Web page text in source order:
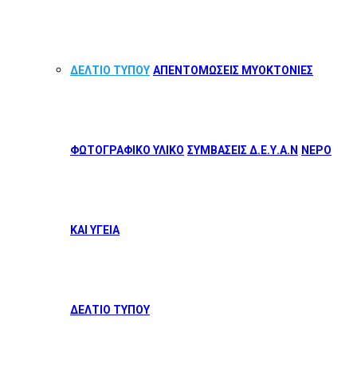
ΔΕΛΤΙΟ ΤΥΠΟΥ ΑΠΕΝΤΟΜΩΣΕΙΣ ΜΥΟΚΤΟΝΙΕΣ
ΦΩΤΟΓΡΑΦΙΚΟ ΥΛΙΚΟ ΣΥΜΒΑΣΕΙΣ Δ.Ε.Υ.Α.Ν ΝΕΡΟ
ΚΑΙ ΥΓΕΙΑ
ΔΕΛΤΙΟ ΤΥΠΟΥ